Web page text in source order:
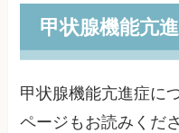
甲状腺機能亢
甲状腺機能亢進症に
ページもお読みくださ